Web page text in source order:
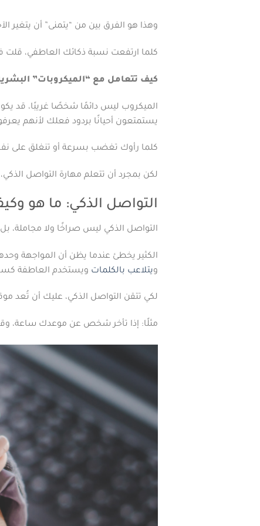
وهذا هو الفرق بين من “يتمنى” أن يتغير
كلما ارتفعت نسبة ذكائك العاطفي،
كيف تتعامل مع “الميكروبات”
الميكروب ليس دائمًا شخصًا غريبًا، قد يكون
يستمتعون أحيانًا بردود فعلك لأنهم
كلما رأوك تغضب بسرعة أو تنغلق على
لكن بمجرد أن تتعلم مهارة التواصل الذكي،
التواصل الذكي: ما هو
التواصل الذكي ليس صراخًا ولا مجاملة،
الكثير يخطئ عندما يظن أن المواجهة
ويتلاعب بالكلمات ويستخدم العاطفة
لكي تتقن التواصل الذكي، عليك أن تُعد
مثلًا: إذا تأخر شخص عن موعدك ساعة،